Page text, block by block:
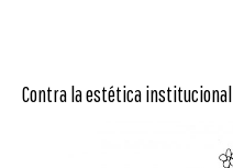
Contra la estética institucional